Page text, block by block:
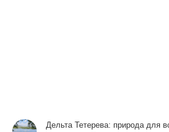
Дельта Тетерева: природа для